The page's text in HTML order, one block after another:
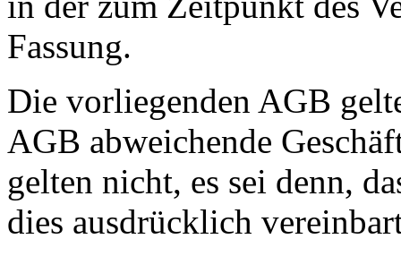
Fassung.
Die vorliegenden AGB
AGB abweichende
gelten nicht, es sei denn,
dies ausdrücklich